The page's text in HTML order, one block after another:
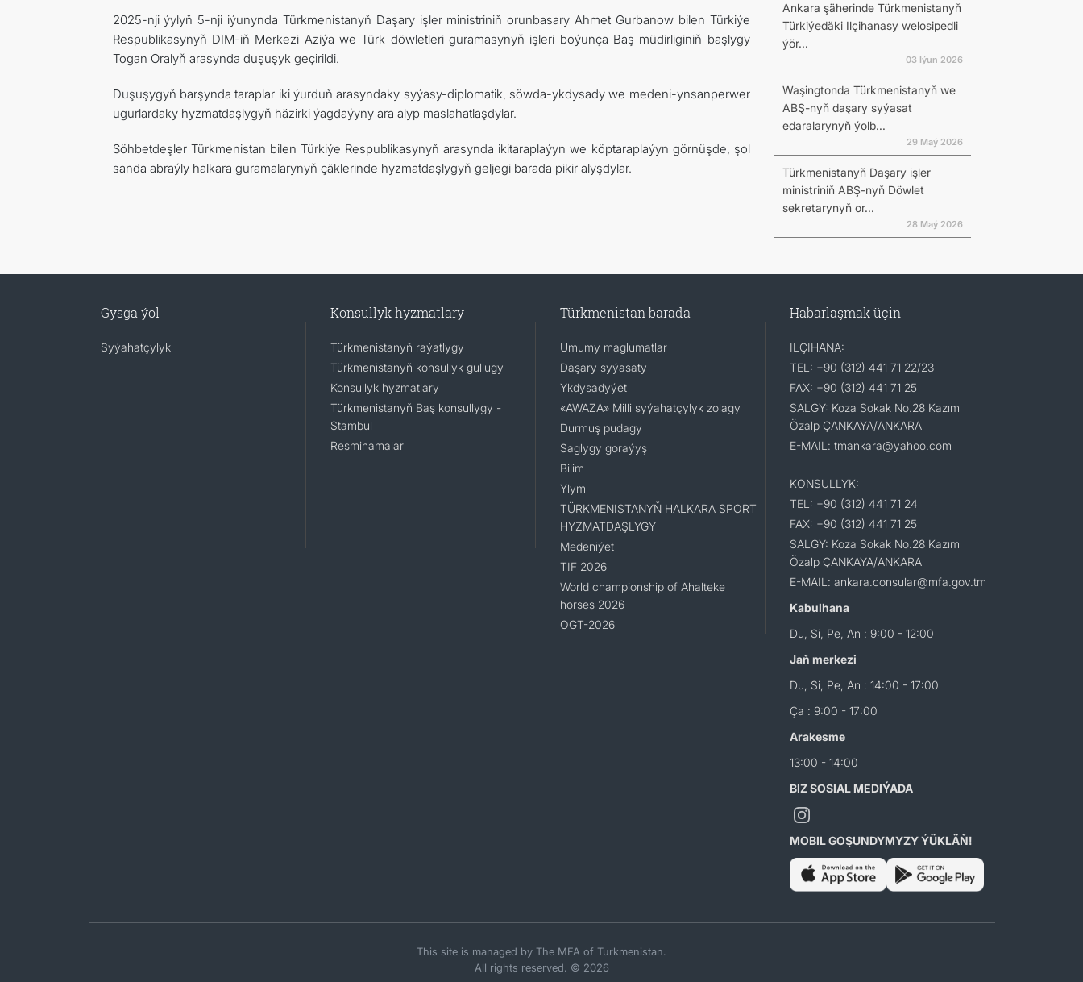
2025-nji ýylyň 5-nji iýunynda Türkmenistanyň Daşary işler ministriniň orunbasary Ahmet Gurbanow bilen Türkiýe
Respublikasynyň DIM-iň Merkezi Aziýa we Türk döwletleri guramasynyň işleri boýunça Baş müdirliginiň başlygy
Togan Oralyň arasynda duşuşyk geçirildi.
Duşuşygyň barşynda taraplar iki ýurduň arasyndaky syýasy-diplomatik, söwda-ykdysady we medeni-ynsanperwer
ugurlardaky hyzmatdaşlygyň häzirki ýagdaýyny ara alyp maslahatlaşdylar.
Söhbetdeşler Türkmenistan bilen Türkiýe Respublikasynyň arasynda ikitaraplaýyn we köptaraplaýyn görnüşde, şol
sanda abraýly halkara guramalarynyň çäklerinde hyzmatdaşlygyň geljegi barada pikir alyşdylar.
Ankara şäherinde Türkmenistanyň
Türkiýedäki Ilçihanasy welosipedli
ýör...
03 Iýun 2026
Waşingtonda Türkmenistanyň we
ABŞ-nyň daşary syýasat
edaralarynyň ýolb...
29 Maý 2026
Türkmenistanyň Daşary işler
ministriniň ABŞ-nyň Döwlet
sekretarynyň or...
28 Maý 2026
Gysga ýol
Syýahatçylyk
Konsullyk hyzmatlary
Türkmenistanyň raýatlygy
Türkmenistanyň konsullyk gullugy
Konsullyk hyzmatlary
Türkmenistanyň Baş konsullygy -
Stambul
Resminamalar
Türkmenistan barada
Umumy maglumatlar
Daşary syýasaty
Ykdysadyýet
«AWAZA» Milli syýahatçylyk zolagy
Durmuş pudagy
Saglygy goraýyş
Bilim
Ylym
TÜRKMENISTANYŇ HALKARA SPORT
HYZMATDAŞLYGY
Medeniýet
TIF 2026
World championship of Ahalteke
horses 2026
OGT-2026
Habarlaşmak üçin
ILÇIHANA:
TEL: +90 (312) 441 71 22/23
FAX: +90 (312) 441 71 25
SALGY: Koza Sokak No.28 Kazım
Özalp ÇANKAYA/ANKARA
E-MAIL: tmankara@yahoo.com
KONSULLYK:
TEL: +90 (312) 441 71 24
FAX: +90 (312) 441 71 25
SALGY: Koza Sokak No.28 Kazım
Özalp ÇANKAYA/ANKARA
E-MAIL: ankara.consular@mfa.gov.tm
Kabulhana
Du, Si, Pe, An : 9:00 - 12:00
Jaň merkezi
Du, Si, Pe, An : 14:00 - 17:00
Ça : 9:00 - 17:00
Arakesme
13:00 - 14:00
BIZ SOSIAL MEDIÝADA
MOBIL GOŞUNDYMYZY ÝÜKLÄŇ!
This site is managed by The MFA of Turkmenistan.
All rights reserved. © 2026